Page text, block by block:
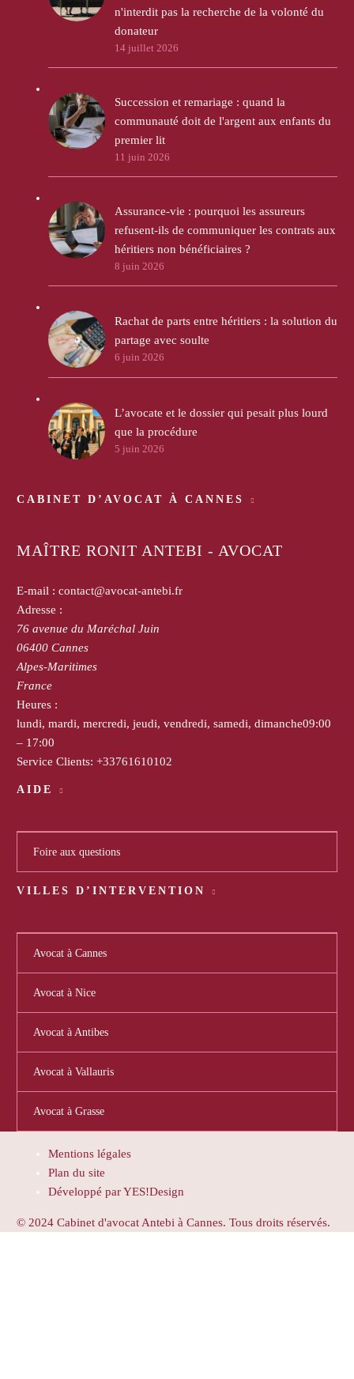
n'interdit pas la recherche de la volonté du
donateur
14 juillet 2026
Succession et remariage : quand la
communauté doit de l'argent aux enfants du
premier lit
11 juin 2026
Assurance-vie : pourquoi les assureurs
refusent-ils de communiquer les contrats aux
héritiers non bénéficiaires ?
8 juin 2026
Rachat de parts entre héritiers : la solution du
partage avec soulte
6 juin 2026
L’avocate et le dossier qui pesait plus lourd
que la procédure
5 juin 2026
CABINET D’AVOCAT À CANNES
MAÎTRE RONIT ANTEBI - AVOCAT
E-mail : contact@avocat-antebi.fr
Adresse :
76 avenue du Maréchal Juin
06400 Cannes
Alpes-Maritimes
France
Heures :
lundi, mardi, mercredi, jeudi, vendredi, samedi, dimanche09:00
– 17:00
Service Clients: +33761610102
AIDE
Foire aux questions
VILLES D’INTERVENTION
Avocat à Cannes
Avocat à Nice
Avocat à Antibes
Avocat à Vallauris
Avocat à Grasse
Mentions légales
Plan du site
Développé par YES!Design
© 2024 Cabinet d'avocat Antebi à Cannes. Tous droits réservés.